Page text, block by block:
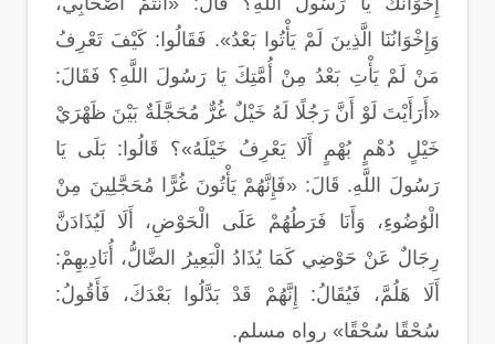
وَإِخْوَانُنَا الَّذِينَ لَمْ يَأْتُوا بَعْدُ». فَقَالُوا: كَيْفَ تَعْرِفُ
مَنْ لَمْ يَأْتِ بَعْدُ مِنْ أُمَّتِكَ يَا رَسُولَ اللَّهِ؟ فَقَالَ:
«أَرَأَيْتَ لَوْ أَنَّ رَجُلًا لَهُ خَيْلٌ غُرٌّ مُحَجَّلَةٌ بَيْنَ ظَهْرَيْ
خَيْلٍ دُهْمٍ بُهْمٍ أَلَا يَعْرِفُ خَيْلَهُ»؟ قَالُوا: بَلَى يَا
رَسُولَ اللَّهِ. قَالَ: «فَإِنَّهُمْ يَأْتُونَ غُرًّا مُحَجَّلِينَ مِنْ
الْوُضُوءِ، وَأَنَا فَرَطُهُمْ عَلَى الْحَوْضِ، أَلَا لَيُذَادَنَّ
رِجَالٌ عَنْ حَوْضِي كَمَا يُذَادُ الْبَعِيرُ الضَّالُّ، أُنَادِيهِمْ:
أَلَا هَلُمَّ، فَيُقَالُ: إِنَّهُمْ قَدْ بَدَّلُوا بَعْدَكَ، فَأَقُولُ:
سُحْقًا سُحْقًا» رواه مسلم.